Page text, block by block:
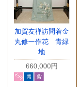
加賀友禅訪問着金
丸修一作花 青緑
地
660,000円